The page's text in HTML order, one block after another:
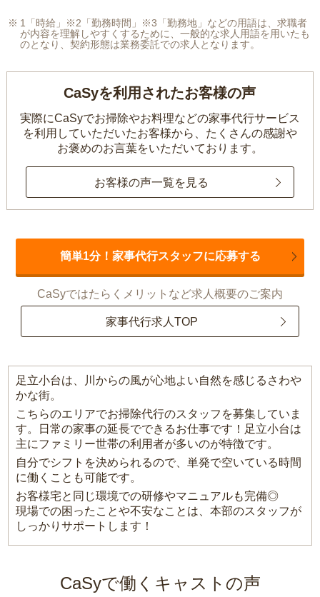
1「時給」※2「勤務時間」※3「勤務地」などの用語は、求職者
が内容を理解しやすくするために、一般的な求人用語を用いたも
のとなり、契約形態は業務委託での求人となります。
CaSyを利用されたお客様の声
実際にCaSyでお掃除やお料理などの家事代行サービス
を利用していただいたお客様から、 たくさんの感謝や
お褒めのお言葉をいただいております。
お客様の声一覧を見る
簡単1分！家事代行スタッフに応募する
CaSyではたらくメリットなど求人概要のご案内
家事代行求人TOP
足立小台は、川からの風が心地よい自然を感じるさわや
かな街。
こちらのエリアでお掃除代行のスタッフを募集していま
す。日常の家事の延長でできるお仕事です！足立小台は
主にファミリー世帯の利用者が多いのが特徴です。
自分でシフトを決められるので、単発で空いている時間
に働くことも可能です。
お客様宅と同じ環境での研修やマニュアルも完備◎
現場での困ったことや不安なことは、本部のスタッフが
しっかりサポートします！
CaSyで働くキャストの声